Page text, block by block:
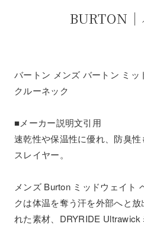
BURTON
バートン メンズ バートン ミッ
クルーネック
■メーカー説明文引用
速乾性や保温性に優れ、防臭
スレイヤー。
メンズ Burton ミッドウェイト
クは体温を奪う汗を外部へと
れた素材、DRYRIDE